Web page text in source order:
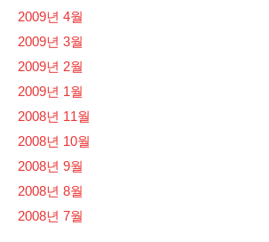
2009년 4월
2009년 3월
2009년 2월
2009년 1월
2008년 11월
2008년 10월
2008년 9월
2008년 8월
2008년 7월